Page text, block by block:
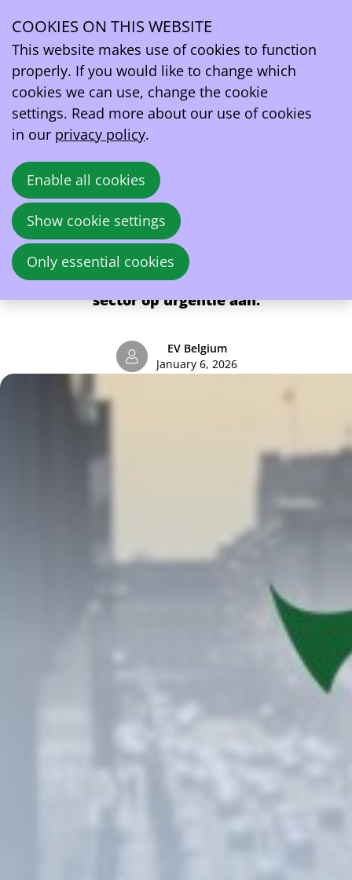
belangrijk groei-jaar ondanks uitdagende
omstandigheden
Vandaag presenteerde EV Belgium, de federatie
voor zero-emissie mobiliteit, de marktcijfers
voor 2025 en de vooruitzichten voor 2026. De
laadinfrastructuur in België een
indrukwekkende vlucht neemt, blijft de
verkoop van elektrische voertuigen (EV’s)
ondanks groei hangen onder het potentieel door
onzekerheid in de markt. Vooral voor private
kopers, bestelwagens en vrachtwagens duidt de
sector op urgentie aan.
EV Belgium
January 6, 2026
COOKIES ON THIS WEBSITE
This website makes use of cookies to function
properly. If you would like to change which
cookies we can use, change the cookie
settings. Read more about our use of cookies
in our privacy policy.
Enable all cookies
Show cookie settings
Only essential cookies